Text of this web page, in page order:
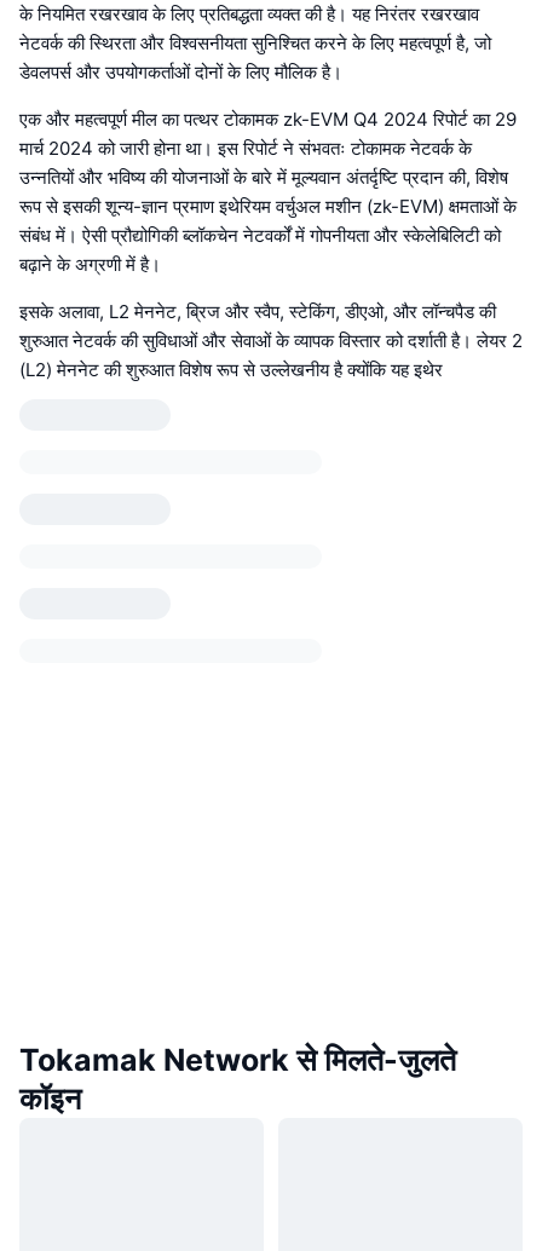
के नियमित रखरखाव के लिए प्रतिबद्धता व्यक्त की है। यह निरंतर रखरखाव
नेटवर्क की स्थिरता और विश्वसनीयता सुनिश्चित करने के लिए महत्वपूर्ण है, जो
डेवलपर्स और उपयोगकर्ताओं दोनों के लिए मौलिक है।
एक और महत्वपूर्ण मील का पत्थर टोकामक zk-EVM Q4 2024 रिपोर्ट का 29
मार्च 2024 को जारी होना था। इस रिपोर्ट ने संभवतः टोकामक नेटवर्क के
उन्नतियों और भविष्य की योजनाओं के बारे में मूल्यवान अंतर्दृष्टि प्रदान की, विशेष
रूप से इसकी शून्य-ज्ञान प्रमाण इथेरियम वर्चुअल मशीन (zk-EVM) क्षमताओं के
संबंध में। ऐसी प्रौद्योगिकी ब्लॉकचेन नेटवर्कों में गोपनीयता और स्केलेबिलिटी को
बढ़ाने के अग्रणी में है।
इसके अलावा, L2 मेननेट, ब्रिज और स्वैप, स्टेकिंग, डीएओ, और लॉन्चपैड की
शुरुआत नेटवर्क की सुविधाओं और सेवाओं के व्यापक विस्तार को दर्शाती है। लेयर 2
(L2) मेननेट की शुरुआत विशेष रूप से उल्लेखनीय है क्योंकि यह इथेर
Tokamak Network से मिलते-जुलते
कॉइन